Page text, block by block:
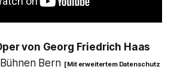
von Georg Friedrich Haas
Bern [ Mit erweitertem Datenschutz